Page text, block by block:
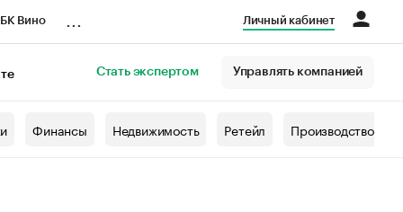
Вино Личный кабинет
Стать экспертом Управлять компанией
Финансы Недвижимость Ретейл Производство